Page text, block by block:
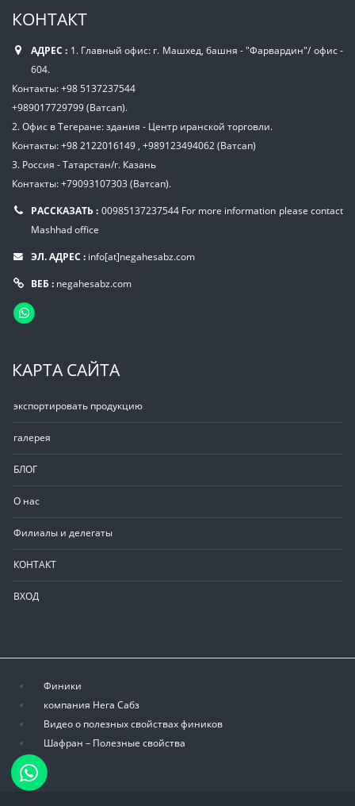
КОНТАКТ
АДРЕС : 1. Главный офис: г. Машхед, башня - "Фарвардин"/ офис -
604.
Контакты: +98 5137237544
+989017729799 (Ватсап).
2. Офис в Тегеране: здания - Центр иранской торговли.
Контакты: +98 2122016149 , +989123494062 (Ватсап)
3. Россия - Татарстан/г. Казань
Контакты: +79093107303 (Ватсап).
РАССКАЗАТЬ : 00985137237544 For more information please contact
Mashhad office
ЭЛ. АДРЕС : info[at]negahesabz.com
ВЕБ : negahesabz.com
КАРТА САЙТА
экспортировать продукцию
галерея
БЛОГ
О нас
Филиалы и делегаты
КОНТАКТ
ВХОД
Финики
компания Нега Сабз
Видео о полезных свойствах фиников
Шафран – Полезные свойства